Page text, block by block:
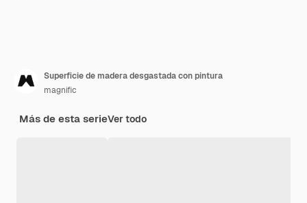
Superficie de madera desgastada con pintura
magnific
Más de esta serieVer todo